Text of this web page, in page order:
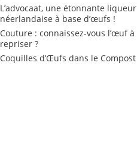
L’advocaat, une étonnante liqueur
néerlandaise à base d’œufs !
Couture : connaissez-vous l’œuf à
repriser ?
Coquilles d’Œufs dans le Compost